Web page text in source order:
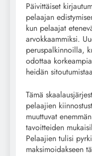
Päivittäiset
pelaajan
kun pelaajat
arvokkaammiksi.
peruspalkinnoilla,
odottaa
heidän
Tämä
pelaajien
muuttuvat
tavoitteiden
Pelaajien tulisi
maksimoidakseen